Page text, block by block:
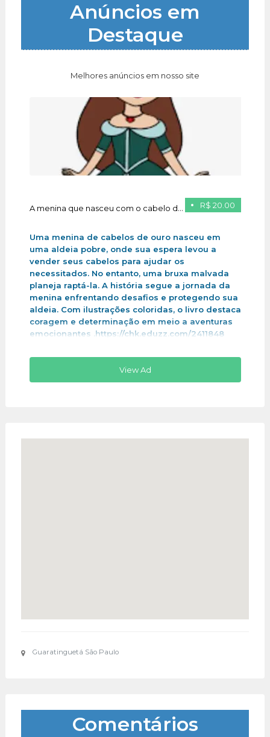
Anúncios em
Destaque
Melhores anúncios em nosso site
R$ 20.00
A menina que nasceu com o cabelo de ouro
Uma menina de cabelos de ouro nasceu em
uma aldeia pobre, onde sua espera levou a
vender seus cabelos para ajudar os
necessitados. No entanto, uma bruxa malvada
planeja raptá-la. A história segue a jornada da
menina enfrentando desafios e protegendo sua
aldeia. Com ilustrações coloridas, o livro destaca
coragem e determinação em meio a aventuras
emocionantes .https://chk.eduzz.com/2411848
View Ad
Guaratinguetá São Paulo
Comentários